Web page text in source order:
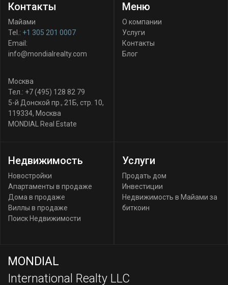
Контакты
Майами
Tel.: +1 305 201 0007
Email:
info@mondialrealty.com
Москва
Тел.: +7 (495) 128 82 79
5-й Донской пр., 21Б, стр. 10,
119334, Москва
MONDIAL Real Estate
Меню
О компании
Услуги
Контакты
Блог
Недвижимость
Новостройки
Апартаменты в продаже
Дома в продаже
Виллы в продаже
Поиск Недвижимости
Услуги
Продать дом
Инвестиции
Недвижимость в Майами за
биткоин
MONDIAL
International Realty LLC